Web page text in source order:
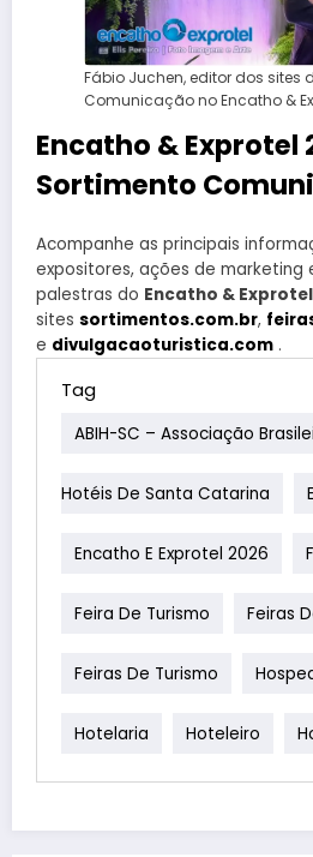
Fábio Juchen, editor dos sites
Comunicação no Encatho &
Encatho & Exprotel
Sortimento
Acompanhe as principais
expositores, ações de marketing
palestras do Encatho & Exprotel
sites sortimentos.com.br,
e divulgacaoturistica.com .
Tag
ABIH-SC – Associação
Hotéis De Santa Catarina
Encatho E Exprotel 2026
Feira De Turismo Feiras
Feiras De Turismo
Hotelaria Hoteleiro